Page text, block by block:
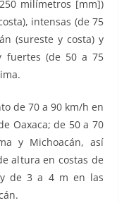
milímetros [mm])
intensas (de 75
(sureste y costa) y
fuertes (de 50 a 75
de 70 a 90 km/h en
Oaxaca; de 50 a 70
y Michoacán, así
altura en costas de
y de 3 a 4 m en las